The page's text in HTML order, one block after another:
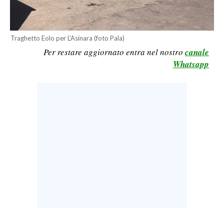
SPORT IN SARDEGNA
SPORT
Traghetto Eolo per L'Asinara (foto Pala)
Per restare aggiornato entra nel nostro canale
Whatsapp